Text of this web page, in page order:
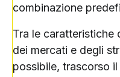
combinazione
Tra le caratteristiche
dei mercati e degli
possibile, trascorso